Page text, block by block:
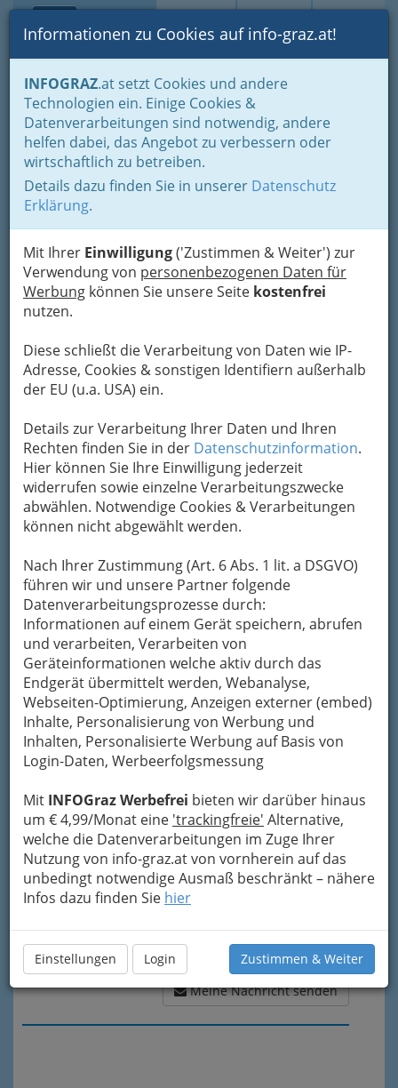
Suche Login Toggle
Informationen zu Cookies auf info-graz.at!
INFOGRAZ.at setzt Cookies und andere
Technologien ein. Einige Cookies &
Datenverarbeitungen sind notwendig, andere
helfen dabei, das Angebot zu verbessern oder
wirtschaftlich zu betreiben.
Details dazu finden Sie in unserer Datenschutz
Erklärung.
Mit Ihrer Einwilligung('Zustimmen & Weiter') zur
Verwendung von personenbezogenen Daten für
Werbung können Sie unsere Seite kostenfrei
nutzen.
Diese schließt die Verarbeitung von Daten wie IP-
Adresse, Cookies & sonstigen Identifiern außerhalb
der EU (u.a. USA) ein.
Details zur Verarbeitung Ihrer Daten und Ihren
Rechten finden Sie in der Datenschutzinformation.
Hier können Sie Ihre Einwilligung jederzeit
widerrufen sowie einzelne Verarbeitungszwecke
abwählen. Notwendige Cookies & Verarbeitungen
können nicht abgewählt werden.
Nach Ihrer Zustimmung (Art. 6 Abs. 1 lit. a DSGVO)
führen wir und unsere Partner folgende
Datenverarbeitungsprozesse durch:
Informationen auf einem Gerät speichern, abrufen
und verarbeiten, Verarbeiten von
Geräteinformationen welche aktiv durch das
Endgerät übermittelt werden, Webanalyse,
Webseiten-Optimierung, Anzeigen externer (embed)
Inhalte, Personalisierung von Werbung und
Inhalten, Personalisierte Werbung auf Basis von
Login-Daten, Werbeerfolgsmessung
Mit INFOGraz Werbefrei bieten wir darüber hinaus
um € 4,99/Monat eine 'trackingfreie' Alternative,
welche die Datenverarbeitungen im Zuge Ihrer
Nutzung von info-graz.at von vornherein auf das
unbedingt notwendige Ausmaß beschränkt – nähere
Infos dazu finden Sie hier
Einstellungen Login Zustimmen & Weiter
Home Branchen
Gewerbe, Handwerk, Banken
Gewerbe & Handwerk, Gliederung der WKO
Gärtner und Floristen bzw. Gärtnerinnen und Floristinnen
Blumenbinder, Floristen - Floristik
Blumen Leitner
Mariahilferstraße 18, 8020 Graz
+43 316 711 766
Karte
Adresse mit Google Maps anschauen
Kontaktaufnahme
Um die Info-Graz Firmenvor Spam-Mails zu
bewahren, verwenden wir an dieser Stelle zur
Übermittlung Ihrer Nachricht ein sicheres
Formular. Ihre Nachricht wird nach dem
Absenden umgehend per Mail an das
Mein Name
Meine Email Adresse
Mein Betreff
Meine Nachricht senden